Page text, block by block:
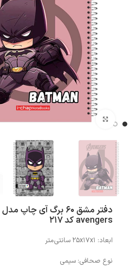
بزرگنمایی تصویر
avengers کد 217
ابعاد: ۲۵x۱۷x۱ سانتی‌متر
نوع صحافی: سیمی